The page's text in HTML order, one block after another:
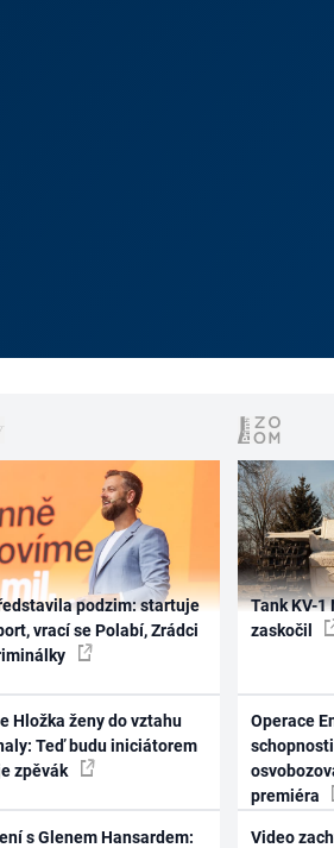
podzim: startuje
vrací se Polabí, Zrádci
Hložka ženy do vztahu
Teď budu iniciátorem
zpěvák
s Glenem Hansardem:
Tank KV-1
zaskočil
Operace
premiéra
Video